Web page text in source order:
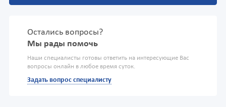
Остались вопросы?
Мы рады помочь
Наши специалисты готовы ответить на интересующие Вас
вопросы онлайн в любое время суток.
Задать вопрос специалисту